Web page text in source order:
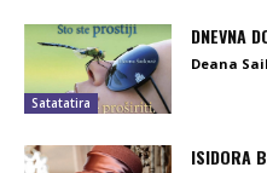
Satatatira
DNEVNA
Deana
ISIDORA